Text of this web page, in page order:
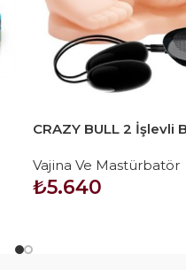
CRAZY BULL 2 İşlevli
Vajina Ve Mastürbatör
₺5.640